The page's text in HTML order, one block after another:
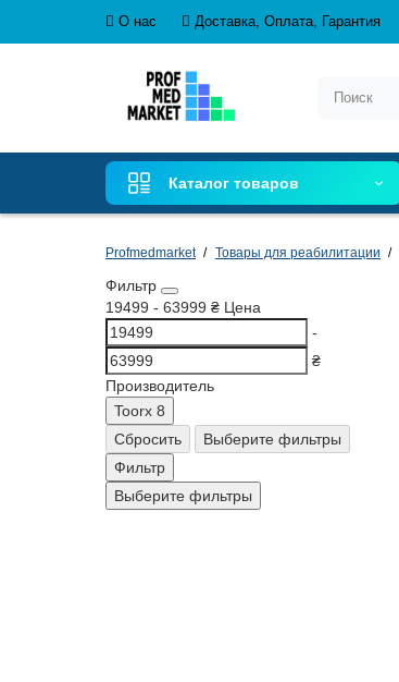
О нас Доставка, Оплата, Гарантия
Каталог товаров
Profmedmarket Товары для реабилитации
Фильтр
19499 - 63999 ₴ Цена
-
₴
Производитель
Toorx 8
Сбросить
Выберите фильтры
Фильтр
Выберите фильтры